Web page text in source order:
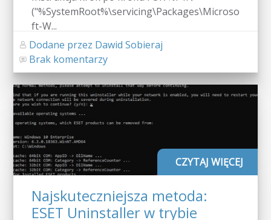
("%SystemRoot%\servicing\Packages\Microso
ft-W...
Dodane przez Dawid Sobieraj
Brak komentarzy
CZYTAJ WIĘCEJ
Najskuteczniejsza metoda:
ESET Uninstaller w trybie